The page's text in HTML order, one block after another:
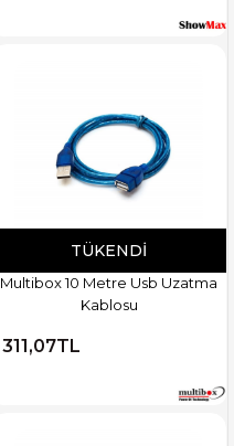
TÜKENDI
Multibox 10 Metre Usb Uzatma
Kablosu
311,07TL